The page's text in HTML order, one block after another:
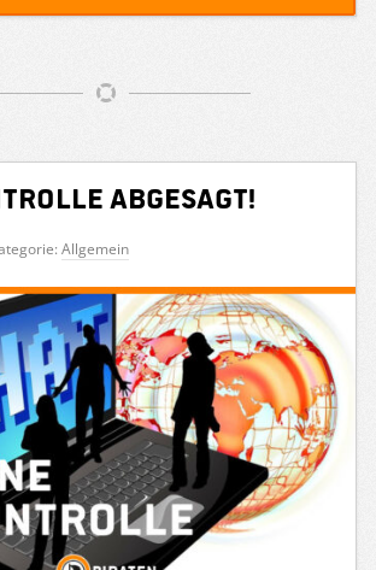
abgesagt!
Allgemein